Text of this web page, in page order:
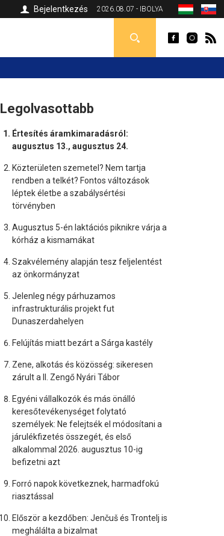
2026.08.07 - IBOLYA
Bejelentkezés
Legolvasottabb
Értesítés áramkimaradásról:
augusztus 13., augusztus 24.
Közterületen szemetel? Nem tartja
rendben a telkét? Fontos változások
léptek életbe a szabálysértési
törvényben
Augusztus 5-én laktációs piknikre várja a
kórház a kismamákat
Szakvélemény alapján tesz feljelentést
az önkormányzat
Jelenleg négy párhuzamos
infrastrukturális projekt fut
Dunaszerdahelyen
Felújítás miatt bezárt a Sárga kastély
Zene, alkotás és közösség: sikeresen
zárult a II. Zengő Nyári Tábor
Egyéni vállalkozók és más önálló
keresőtevékenységet folytató
személyek: Ne felejtsék el módosítani a
járulékfizetés összegét, és első
alkalommal 2026. augusztus 10-ig
befizetni azt
Forró napok következnek, harmadfokú
riasztással
Először a kezdőben: Jenčuš és Trontelj is
meghálálta a bizalmat